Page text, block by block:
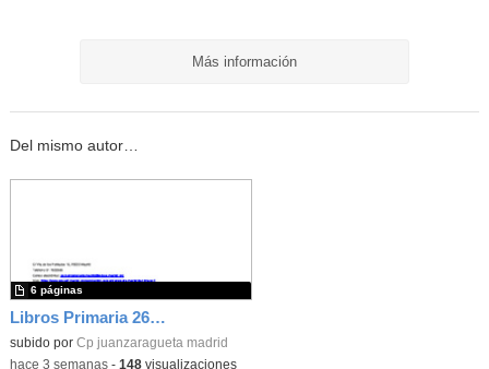
Más información
Del mismo autor…
Libros Primaria 26-27
subido por Cp juanzaragueta madrid
6 páginas
-hace 3 semanas- 148visualizaciones